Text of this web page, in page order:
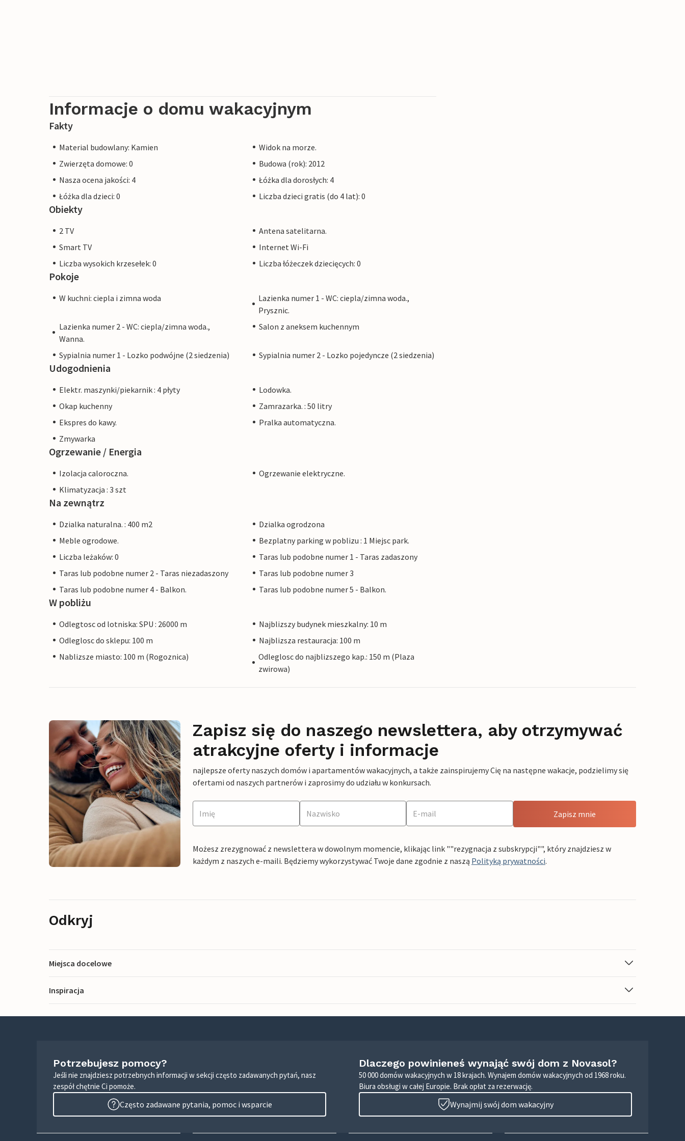
Informacje o domu wakacyjnym
Fakty
Material budowlany: Kamien
Widok na morze.
Zwierzęta domowe: 0
Budowa (rok): 2012
Nasza ocena jakości: 4
Łóżka dla dorosłych: 4
Łóżka dla dzieci: 0
Liczba dzieci gratis (do 4 lat): 0
Obiekty
2 TV
Antena satelitarna.
Smart TV
Internet Wi-Fi
Liczba wysokich krzesełek: 0
Liczba łóżeczek dziecięcych: 0
Pokoje
W kuchni: ciepla i zimna woda
Lazienka numer 1 - WC: ciepla/zimna woda.,
Prysznic.
Lazienka numer 2 - WC: ciepla/zimna woda.,
Wanna.
Salon z aneksem kuchennym
Sypialnia numer 1 - Lozko podwójne (2 siedzenia) Sypialnia numer 2 - Lozko pojedyncze (2 siedzenia)
Udogodnienia
Elektr. maszynki/piekarnik : 4 płyty
Lodowka.
Okap kuchenny
Zamrazarka. : 50 litry
Ekspres do kawy.
Pralka automatyczna.
Zmywarka
Ogrzewanie / Energia
Izolacja caloroczna.
Ogrzewanie elektryczne.
Klimatyzacja : 3 szt
Na zewnątrz
Dzialka naturalna. : 400 m2
Dzialka ogrodzona
Meble ogrodowe.
Bezplatny parking w poblizu : 1 Miejsc park.
Liczba leżaków: 0
Taras lub podobne numer 1 - Taras zadaszony
Taras lub podobne numer 2 - Taras niezadaszony
Taras lub podobne numer 3
Taras lub podobne numer 4 - Balkon.
Taras lub podobne numer 5 - Balkon.
W pobliżu
Odlegtosc od lotniska: SPU : 26000 m
Najblizszy budynek mieszkalny: 10 m
Odleglosc do sklepu: 100 m
Najblizsza restauracja: 100 m
Nablizsze miasto: 100 m (Rogoznica)
Odleglosc do najblizszego kap.: 150 m (Plaza
zwirowa)
Zapisz się do naszego newslettera, aby otrzymywać
atrakcyjne oferty i informacje
najlepsze oferty naszych domów i apartamentów wakacyjnych, a także zainspirujemy Cię na następne wakacje, podzielimy się
ofertami od naszych partnerów i zaprosimy do udziału w konkursach.
Zapisz mnie
Możesz zrezygnować z newslettera w dowolnym momencie, klikając link ""rezygnacja z subskrypcji"", który znajdziesz w
każdym z naszych e-maili. Będziemy wykorzystywać Twoje dane zgodnie z naszą Polityką prywatności.
Odkryj
Miejsca docelowe
Inspiracja
Potrzebujesz pomocy?
Jeśli nie znajdziesz potrzebnych informacji w sekcji często zadawanych pytań, nasz
zespół chętnie Ci pomoże.
Często zadawane pytania, pomoc i wsparcie
Dlaczego powinieneś wynająć swój dom z Novasol?
50 000 domów wakacyjnych w 18 krajach. Wynajem domów wakacyjnych od 1968 roku.
Biura obsługi w całej Europie. Brak opłat za rezerwację.
Wynajmij swój dom wakacyjny